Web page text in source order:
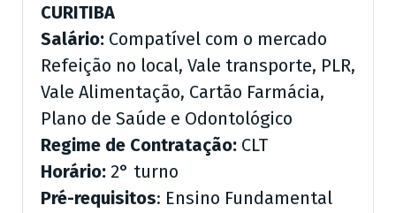
CURITIBA
Salário: Compatível com o mercado
Refeição no local, Vale transporte, PLR,
Vale Alimentação, Cartão Farmácia,
Plano de Saúde e Odontológico
Regime de Contratação: CLT
Horário: 2° turno
Pré-requisitos: Ensino Fundamental